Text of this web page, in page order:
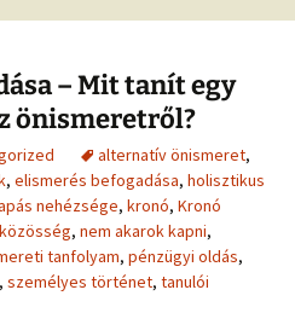
– Mit tanít egy
önismeretről?
alternatív önismeret,
, elismerés befogadása, holisztikus
nehézsége, kronó, Kronó
, nem akarok kapni,
tanfolyam, pénzügyi oldás,
, személyes történet, tanulói